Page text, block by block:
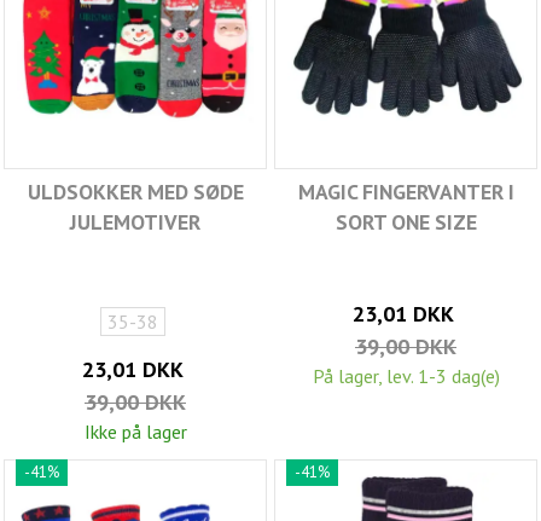
ULDSOKKER MED SØDE
JULEMOTIVER
35-38
23,01 DKK
39,00 DKK
Ikke på lager
MAGIC FINGERVANTER I
SORT ONE SIZE
23,01 DKK
39,00 DKK
På lager, lev. 1-3 dag(e)
-41% -41%